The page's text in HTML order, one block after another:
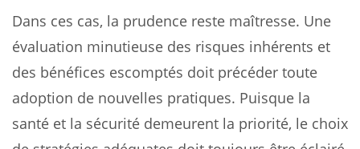
Dans ces cas, la prudence reste maîtresse. Une
évaluation minutieuse des risques inhérents et
des bénéfices escomptés doit précéder toute
adoption de nouvelles pratiques. Puisque la
santé et la sécurité demeurent la priorité, le choix